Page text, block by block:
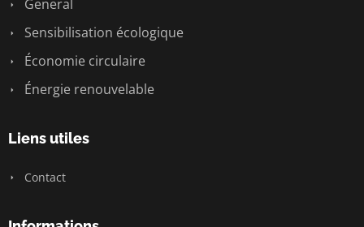
General
Sensibilisation écologique
Économie circulaire
Énergie renouvelable
Liens utiles
Contact